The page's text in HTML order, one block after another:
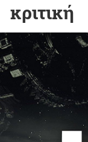
κριτική